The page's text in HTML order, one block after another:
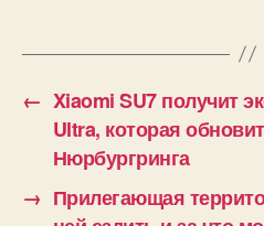
← Xiaomi SU7 получит
Ultra, которая
Нюрбургринга
→ Прилегающая